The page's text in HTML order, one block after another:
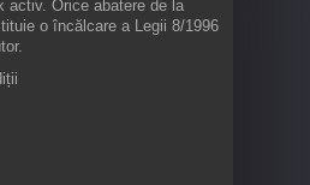
activ. Orice abatere de la
o încălcare a Legii 8/1996